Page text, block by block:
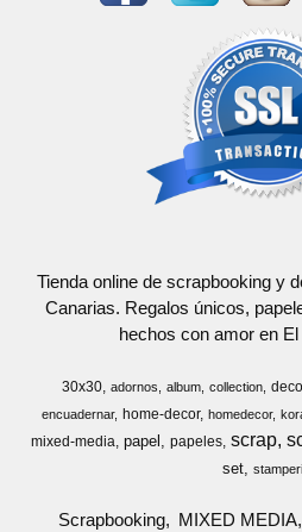
Tienda online de scrapbooking y
Canarias. Regalos únicos,
hechos con amor en
30x30 adornos album collection
encuadernar
home-decor homedecor
mixed-media papel papeles scrap
set
Scrapbooking MIXED MEDIA